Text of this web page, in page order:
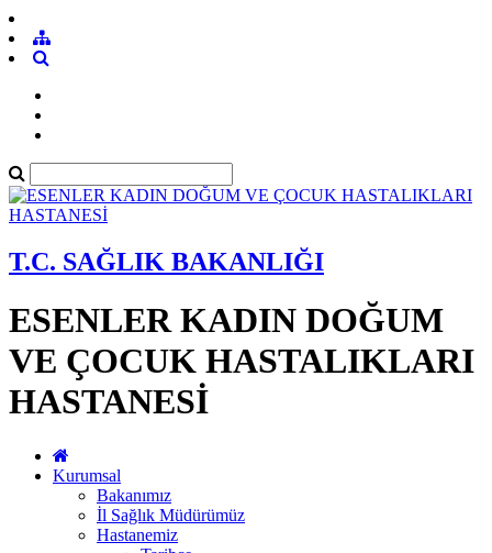
T.C. SAĞLIK BAKANLIĞI
ESENLER KADIN DOĞUM
VE ÇOCUK HASTALIKLARI
HASTANESİ
Kurumsal
Bakanımız
İl Sağlık Müdürümüz
Hastanemiz